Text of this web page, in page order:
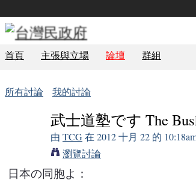
首頁 主張與立場 論壇 群組
所有討論 我的討論
武士道塾です The
由 TCG在 2012 十月 22 的
瀏覽討論
日本の同胞よ：